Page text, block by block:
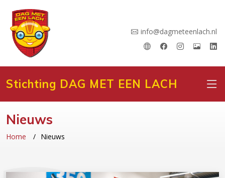
info@dagmeteenlach.nl
Stichting DAG MET EEN LACH
Nieuws
Home Nieuws